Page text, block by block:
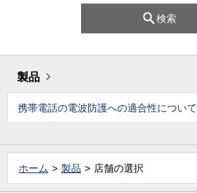
検索
製品
携帯電話の電波防護への適合性について
ホーム 製品 店舗の選択